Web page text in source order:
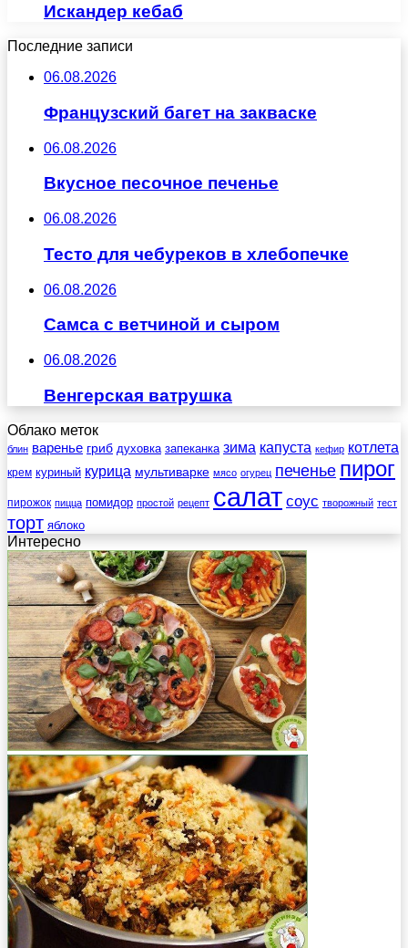
Искандер кебаб
Последние записи
06.08.2026
Французский багет на закваске
06.08.2026
Вкусное песочное печенье
06.08.2026
Тесто для чебуреков в хлебопечке
06.08.2026
Самса с ветчиной и сыром
06.08.2026
Венгерская ватрушка
Облако меток
блин варенье гриб духовка запеканка зима капуста кефир котлета
крем куриный курица мультиварке мясо огурец печенье пирог
пирожок пицца помидор простой рецепт салат соус творожный тест
торт яблоко
Интересно